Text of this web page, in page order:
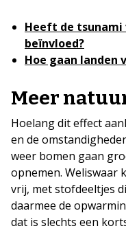
Heeft de tsunami
beïnvloed?
Hoe gaan landen
Meer
Hoelang dit effect
en de
weer bomen gaan
opnemen. Weliswaar
vrij, met stofdeeltjes
daarmee de
dat is slechts een